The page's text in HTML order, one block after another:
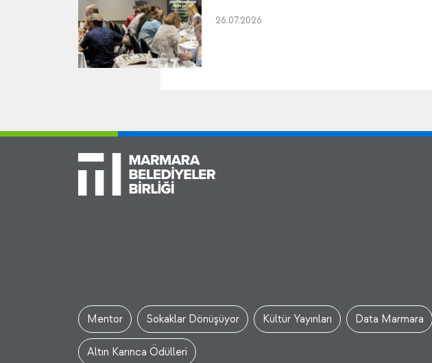
26.07.2026
Mentor Sokaklar Dönüşüyor Kültür Yayınları Data Marmara
Altın Karınca Ödülleri